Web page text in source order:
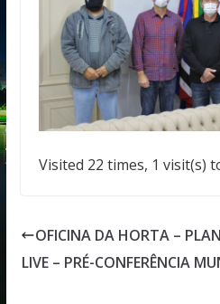
Visited 22 times, 1 visit(s)
OFICINA DA HORTA –
LIVE – PRÉ-CONFERÊNCIA